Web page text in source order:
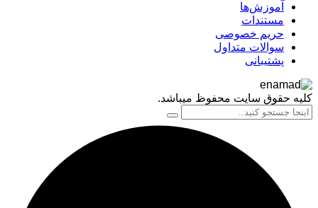
آموزش‌ها
مستندات
حریم خصوصی
سوالات متداول
پشتیبانی
حقوق سایت محفوظ میباشد.